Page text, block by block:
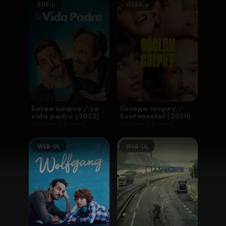
Битва шефов / La
vida padre (2022)
BDRip
Соседи сверху /
Sentimental (2020)
WEB-DL WEB-DL